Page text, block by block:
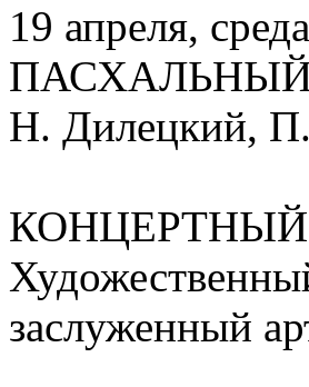
19 апреля,
Н. Дилецкий,
КОНЦЕРТНЫЙ
заслуженный